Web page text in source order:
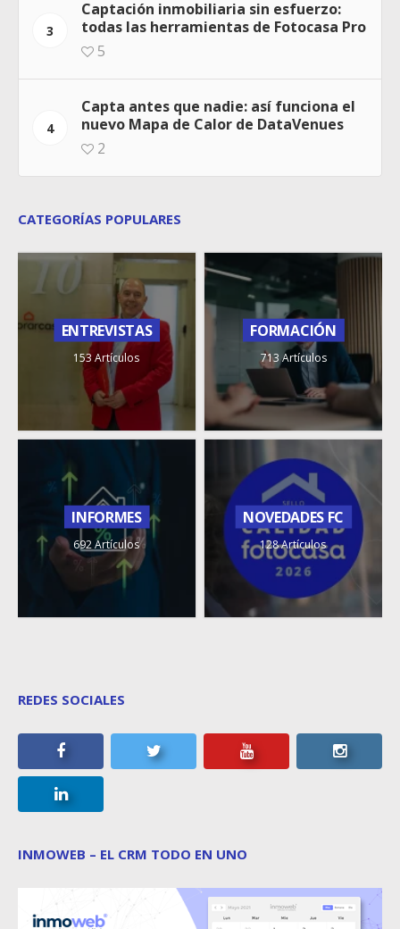
3
Captación inmobiliaria sin esfuerzo:
todas las herramientas de Fotocasa Pro
5
4
Capta antes que nadie: así funciona el
nuevo Mapa de Calor de DataVenues
2
CATEGORÍAS POPULARES
ENTREVISTAS
153 Artículos
FORMACIÓN
713 Artículos
INFORMES
692 Artículos
NOVEDADES FC
128 Artículos
REDES SOCIALES
INMOWEB – EL CRM TODO EN UNO